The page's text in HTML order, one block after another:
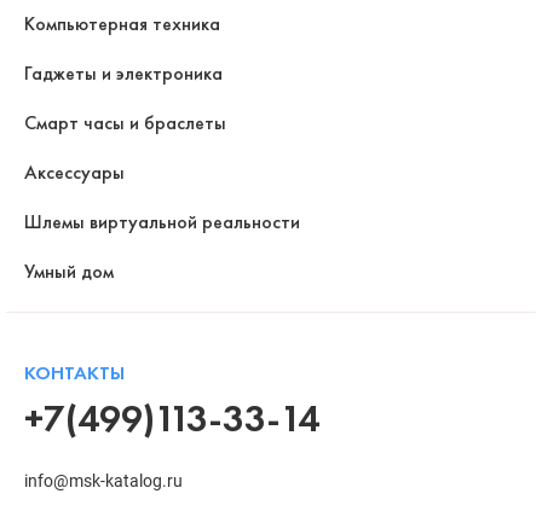
Компьютерная техника
Гаджеты и электроника
Смарт часы и браслеты
Аксессуары
Шлемы виртуальной реальности
Умный дом
КОНТАКТЫ
+7(499)113-33-14
info@msk-katalog.ru